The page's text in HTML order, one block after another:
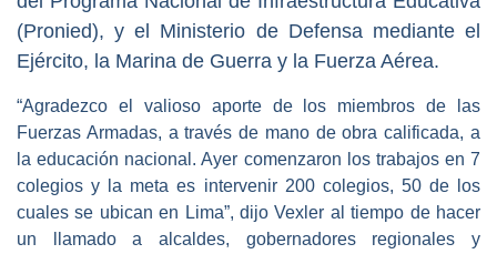
(Pronied), y el Ministerio de Defensa mediante el
Ejército, la Marina de Guerra y la Fuerza Aérea.
“Agradezco el valioso aporte de los miembros de las
Fuerzas Armadas, a través de mano de obra calificada, a
la educación nacional. Ayer comenzaron los trabajos en 7
colegios y la meta es intervenir 200 colegios, 50 de los
cuales se ubican en Lima”, dijo Vexler al tiempo de hacer
un llamado a alcaldes, gobernadores regionales y